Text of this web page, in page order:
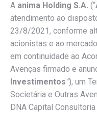
A anima Holding S.A. (“
atendimento ao
23/8/2021, conforme
acionistas e ao
em continuidade ao
Avenças firmado e
Investimentos ”), um
Societária e Outras
DNA Capital